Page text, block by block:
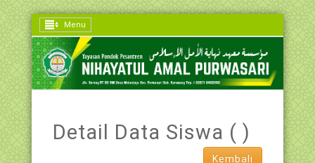
Menu
Detail Data Siswa ( )
Kembali